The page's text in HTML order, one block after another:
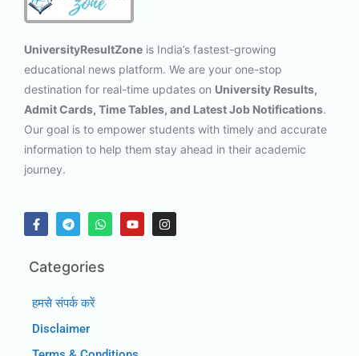
UniversityResultZone is India’s fastest-growing
educational news platform. We are your one-stop
destination for real-time updates on University Results,
Admit Cards, Time Tables, and Latest Job Notifications.
Our goal is to empower students with timely and accurate
information to help them stay ahead in their academic
journey.
Categories
हमसे संपर्क करें
Disclaimer